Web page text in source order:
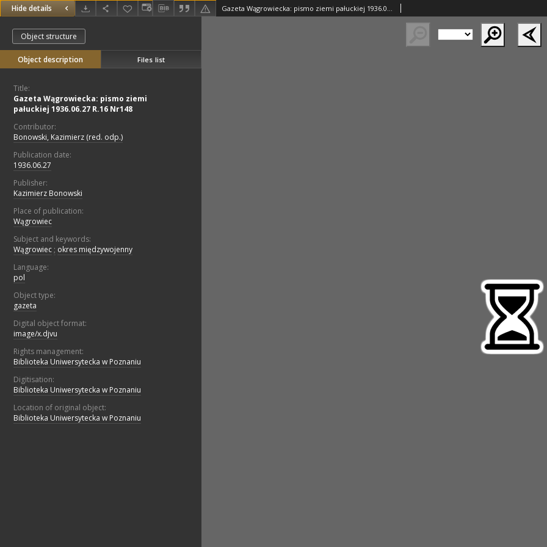
Hide details Gazeta Wągrowiecka: pismo ziemi pałuckiej 1936.06.27 R.16 Nr148
Object structure
Object description Files list
Title:
Gazeta Wągrowiecka: pismo ziemi
pałuckiej 1936.06.27 R.16 Nr148
Contributor:
Bonowski, Kazimierz (red. odp.)
Publication date:
1936.06.27
Publisher:
Kazimierz Bonowski
Place of publication:
Wągrowiec
Subject and keywords:
Wągrowiec ; okres międzywojenny
Language:
pol
Object type:
gazeta
Digital object format:
image/x.djvu
Rights management:
Biblioteka Uniwersytecka w Poznaniu
Digitisation:
Biblioteka Uniwersytecka w Poznaniu
Location of original object:
Biblioteka Uniwersytecka w Poznaniu